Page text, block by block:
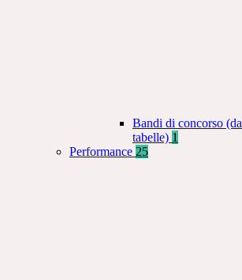
Bandi di concorso
tabelle) 1
Performance 25